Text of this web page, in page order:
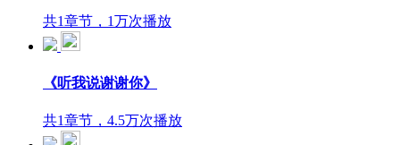
共1章节，1万次播放
《听我说谢谢你》
共1章节，4.5万次播放